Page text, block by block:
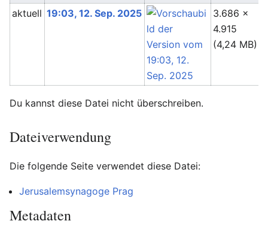
aktuell 19:03, 12. Sep. 2025
3.686 ×
4.915
(4,24 MB)
Du kannst diese Datei nicht überschreiben.
Dateiverwendung
Die folgende Seite verwendet diese Datei:
Jerusalemsynagoge Prag
Metadaten